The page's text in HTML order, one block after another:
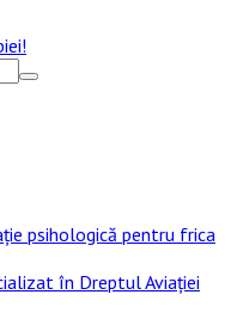
psihologică pentru frica
în Dreptul Aviației